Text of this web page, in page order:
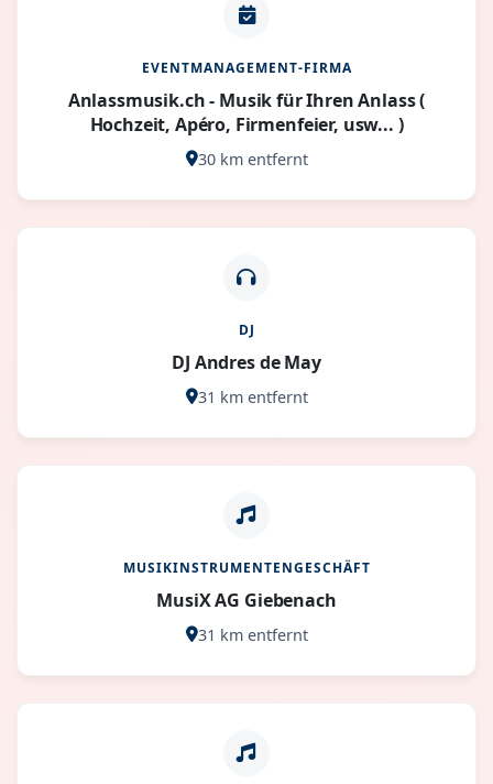
EVENTMANAGEMENT-FIRMA
Anlassmusik.ch - Musik für Ihren Anlass (
Hochzeit, Apéro, Firmenfeier, usw... )
30 km entfernt
DJ
DJ Andres de May
31 km entfernt
MUSIKINSTRUMENTENGESCHÄFT
MusiX AG Giebenach
31 km entfernt